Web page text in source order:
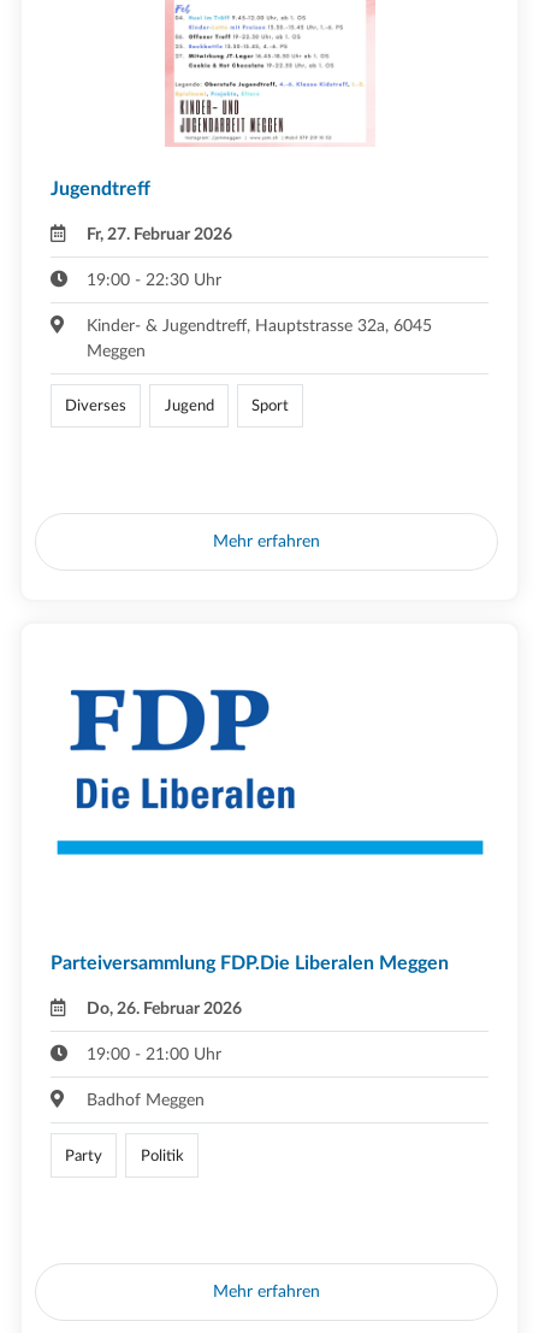
Jugendtreff
Fr, 27. Februar 2026
19:00 - 22:30 Uhr
Kinder- & Jugendtreff, Hauptstrasse 32a, 6045
Meggen
Diverses Jugend Sport
Mehr erfahren
Parteiversammlung FDP.Die Liberalen Meggen
Do, 26. Februar 2026
19:00 - 21:00 Uhr
Badhof Meggen
Party Politik
Mehr erfahren